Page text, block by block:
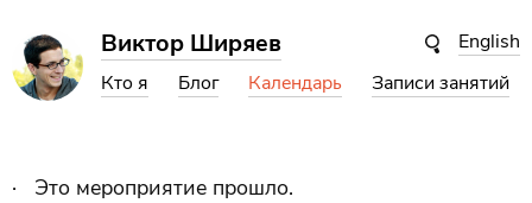
English
Виктор Ширяев
Кто я Блог Календарь Записи занятий
Это мероприятие прошло.